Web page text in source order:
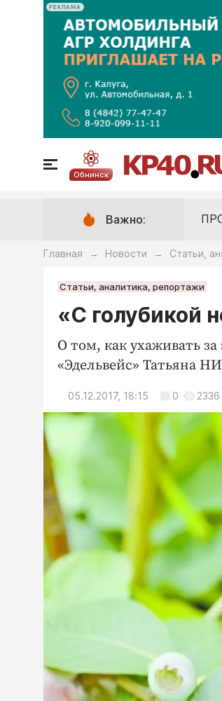
РЕКЛАМА
Обнинск
Важно:
Главная → Новости → Статьи,
Статьи, аналитика, репортажи
«С голубикой
О том, как ухаживать за
«Эдельвейс» Татьяна
05.12.2017, 18:15 0 2336